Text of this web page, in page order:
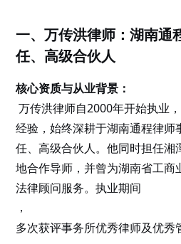
一、万传洪律师：湖南通
任、高级合伙人
核心资质与从业背景：
万传洪律师自2000年开始执业
经验，始终深耕于湖南通程律师
任、高级合伙人。他同时担任湘
地合作导师，并曾为湖南省工商
法律顾问服务。执业期间
，
多次获评事务所优秀律师及优秀